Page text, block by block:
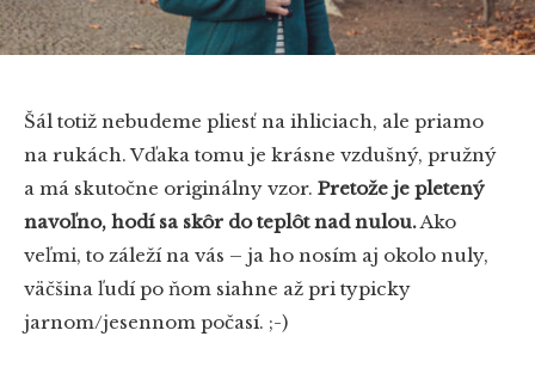
Šál totiž nebudeme pliesť na ihliciach, ale priamo
na rukách. Vďaka tomu je krásne vzdušný, pružný
a má skutočne originálny vzor. Pretože je pletený
navoľno, hodí sa skôr do teplôt nad nulou.Ako
veľmi, to záleží na vás – ja ho nosím aj okolo nuly,
väčšina ľudí po ňom siahne až pri typicky
jarnom/jesennom počasí. ;-)